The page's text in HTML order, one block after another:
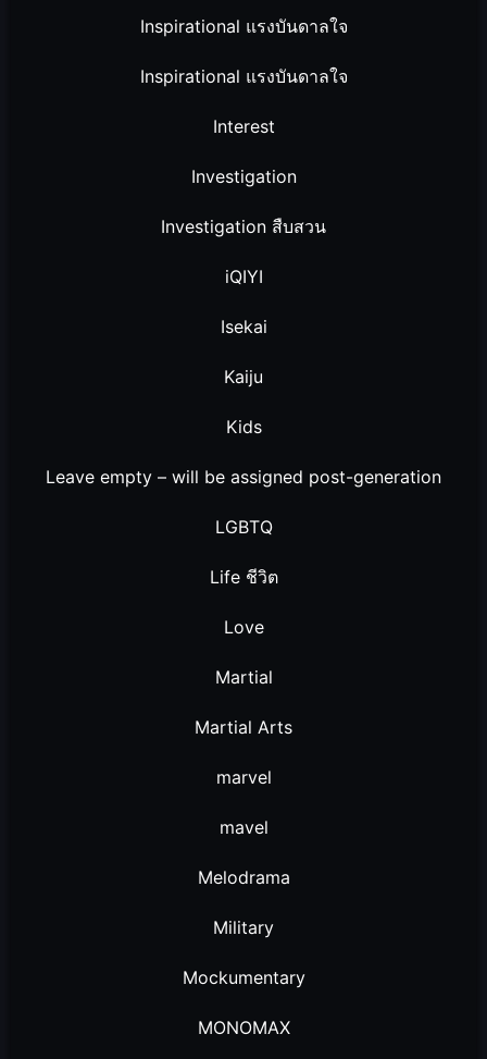
Inspirational แรงบันดาลใจ
Inspirational แรงบันดาลใจ
Interest
Investigation
Investigation สืบสวน
iQIYI
Isekai
Kaiju
Kids
Leave empty – will be assigned post-generation
LGBTQ
Life ชีวิต
Love
Martial
Martial Arts
marvel
mavel
Melodrama
Military
Mockumentary
MONOMAX